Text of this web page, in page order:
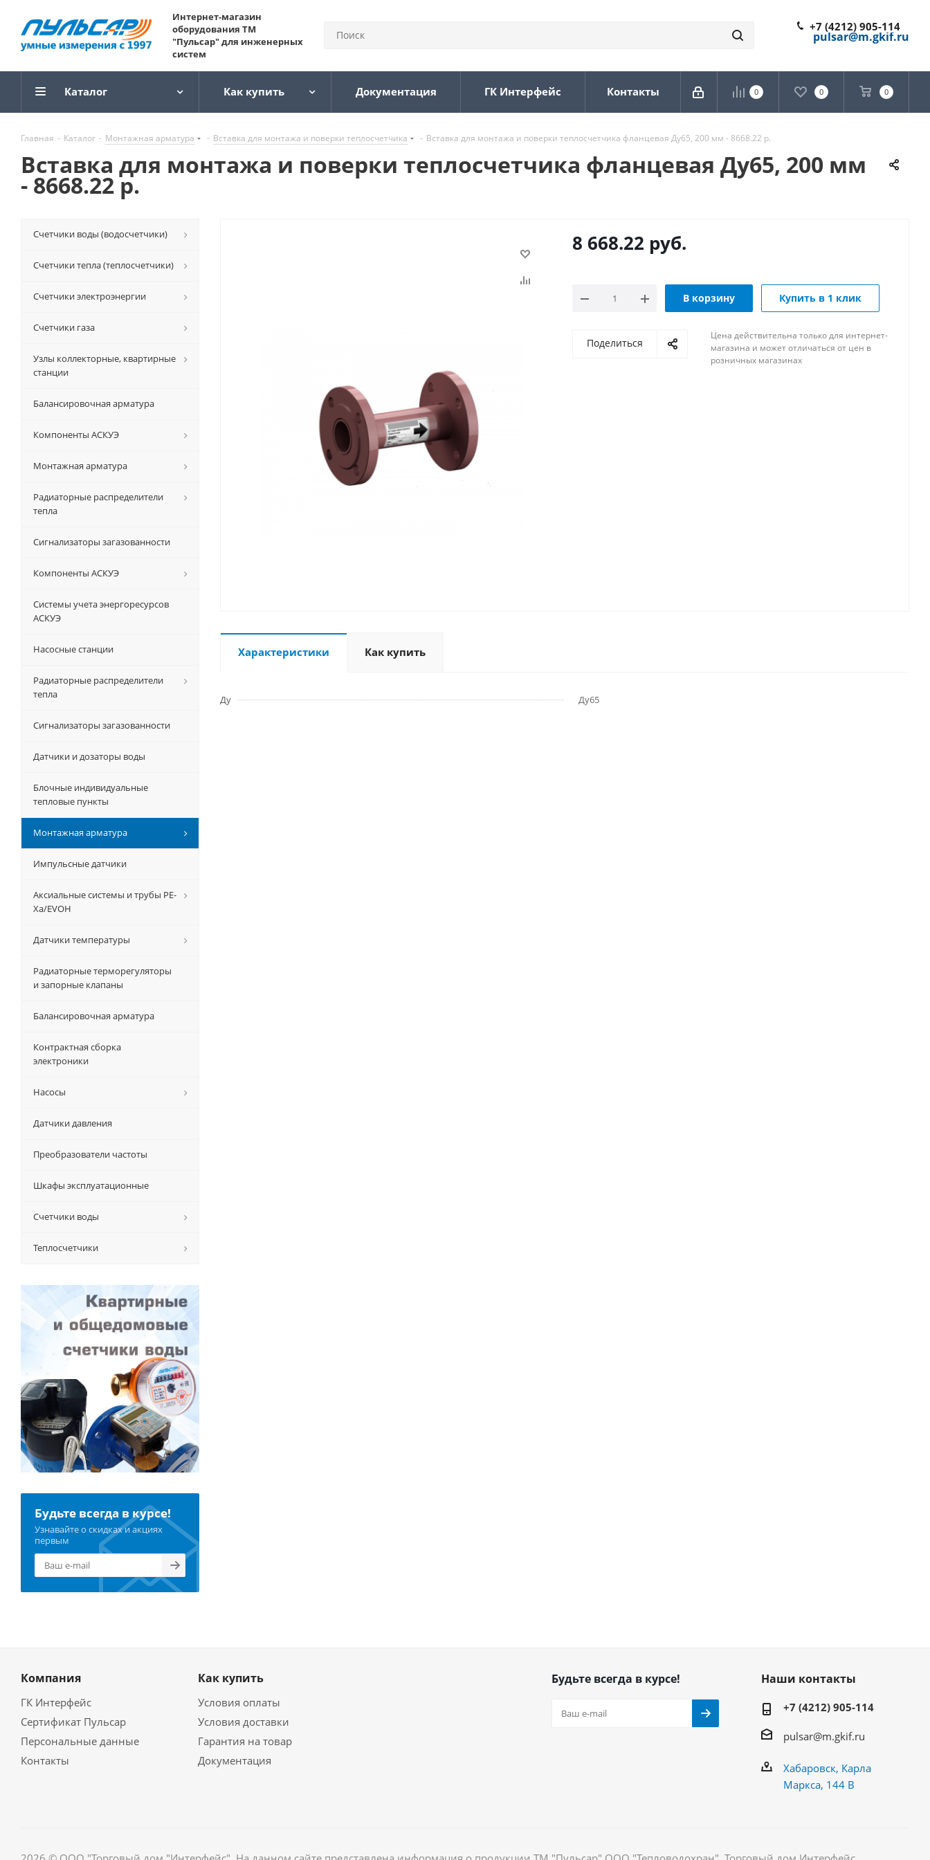
Интернет-магазин
оборудования ТМ
"Пульсар" для инженерных
систем
+7 (4212) 905-114
pulsar@m.gkif.ru
0 0 0
Каталог Как купить Документация ГК Интерфейс Контакты
Главная - Каталог - Монтажная арматура - Вставка для монтажа и поверки теплосчетчика - Вставка для монтажа и поверки теплосчетчика фланцевая Ду65, 200 мм - 8668.22 р.
Вставка для монтажа и поверки теплосчетчика фланцевая Ду65, 200 мм
- 8668.22 р.
8 668.22 руб.
В корзину Купить в 1 клик
Поделиться
Цена действительна только для интернет-
магазина и может отличаться от цен в
розничных магазинах
Характеристики Как купить
Ду Ду65
Счетчики воды (водосчетчики)
Счетчики тепла (теплосчетчики)
Счетчики электроэнергии
Счетчики газа
Узлы коллекторные, квартирные
станции
Балансировочная арматура
Компоненты АСКУЭ
Монтажная арматура
Радиаторные распределители
тепла
Сигнализаторы загазованности
Компоненты АСКУЭ
Системы учета энергоресурсов
АСКУЭ
Насосные станции
Радиаторные распределители
тепла
Сигнализаторы загазованности
Датчики и дозаторы воды
Блочные индивидуальные
тепловые пункты
Монтажная арматура
Импульсные датчики
Аксиальные системы и трубы РЕ-
Ха/EVOH
Датчики температуры
Радиаторные терморегуляторы
и запорные клапаны
Балансировочная арматура
Контрактная сборка
электроники
Насосы
Датчики давления
Преобразователи частоты
Шкафы эксплуатационные
Счетчики воды
Теплосчетчики
Будьте всегда в курсе!
Узнавайте о скидках и акциях
первым
Компания
ГК Интерфейс
Сертификат Пульсар
Персональные данные
Контакты
Как купить
Условия оплаты
Условия доставки
Гарантия на товар
Документация
Будьте всегда в курсе! Наши контакты
+7 (4212) 905-114
pulsar@m.gkif.ru
Хабаровск, Карла
Маркса, 144 В